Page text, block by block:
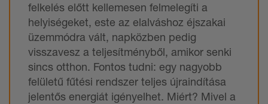
felkelés előtt kellemesen felmelegíti a
helyiségeket, este az elalváshoz éjszakai
üzemmódra vált, napközben pedig
visszavesz a teljesítményből, amikor senki
sincs otthon. Fontos tudni: egy nagyobb
felületű fűtési rendszer teljes újraindítása
jelentős energiát igényelhet. Miért? Mivel a